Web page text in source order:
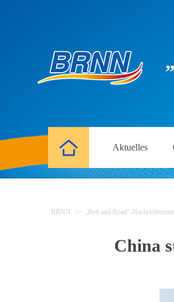
Aktuelles
BRNN >> „Belt and Road“-
China